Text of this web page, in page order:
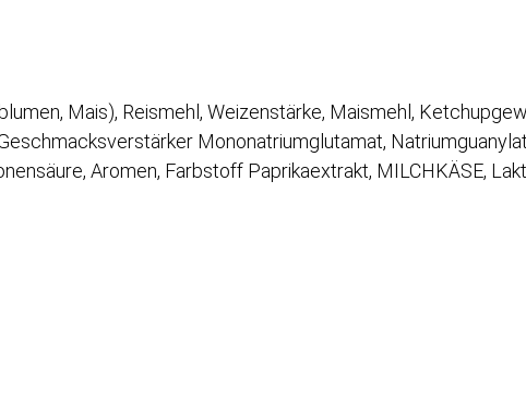
Mais), Reismehl, Weizenstärke, Maismehl,
Mononatriumglutamat,
Aromen, Farbstoff Paprikaextrakt, MILCHKÄSE,